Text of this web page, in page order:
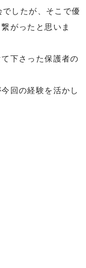
したが、そこで優
がったと思いま
下さった保護者の
回の経験を活かし